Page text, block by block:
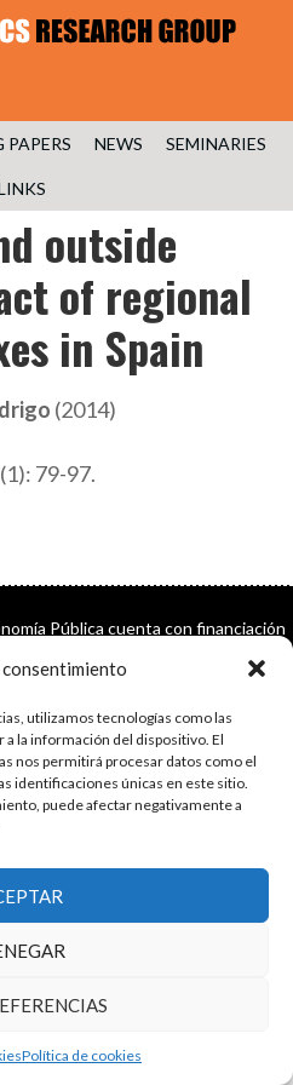
utilizamos tecnologías como las
a la información del dispositivo. El
nos permitirá procesar datos como el
identificaciones únicas en este sitio.
puede afectar negativamente a
Política de cookies
NEWS SEMINARIES
outside
of regional
in Spain
(2014)
79-97.
Pública cuenta con financiación
· construido con el framework
Login
privacidad de datos
públicaenGenesis Framework
·Acceder